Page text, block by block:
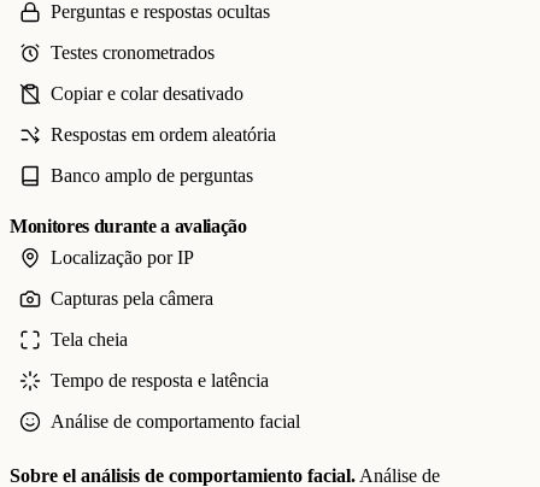
Perguntas e respostas ocultas
Testes cronometrados
Copiar e colar desativado
Respostas em ordem aleatória
Banco amplo de perguntas
Monitores durante a avaliação
Localização por IP
Capturas pela câmera
Tela cheia
Tempo de resposta e latência
Análise de comportamento facial
Sobre el análisis de comportamiento facial. Análise de